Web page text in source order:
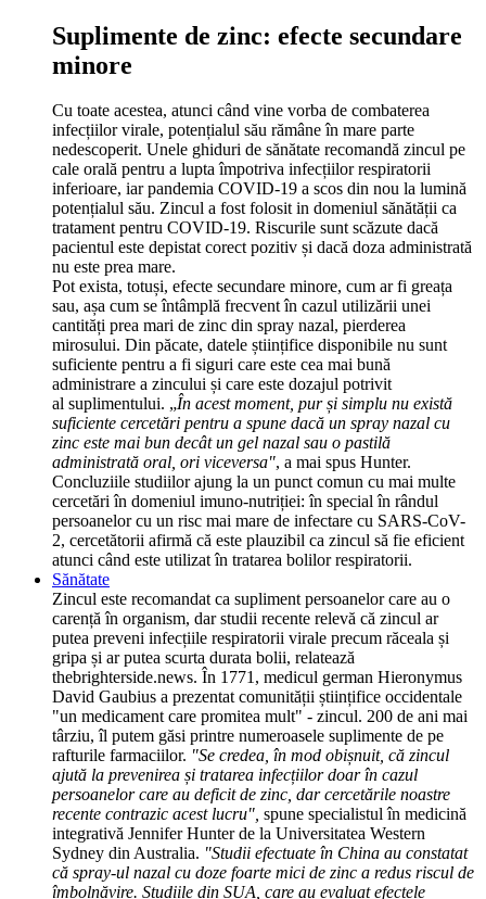
Suplimente de zinc: efecte secundare
minore
Cu toate acestea, atunci când vine vorba de combaterea
infecțiilor virale, potențialul său rămâne în mare parte
nedescoperit. Unele ghiduri de sănătate recomandă zincul pe
cale orală pentru a lupta împotriva infecțiilor respiratorii
inferioare, iar pandemia COVID-19 a scos din nou la lumină
potențialul său. Zincul a fost folosit in domeniul sănătății ca
tratament pentru COVID-19. Riscurile sunt scăzute dacă
pacientul este depistat corect pozitiv și dacă doza administrată
nu este prea mare.
Pot exista, totuși, efecte secundare minore, cum ar fi greața
sau, așa cum se întâmplă frecvent în cazul utilizării unei
cantități prea mari de zinc din spray nazal, pierderea
mirosului. Din păcate, datele științifice disponibile nu sunt
suficiente pentru a fi siguri care este cea mai bună
administrare a zincului și care este dozajul potrivit
al suplimentului. „În acest moment, pur și simplu nu există
suficiente cercetări pentru a spune dacă un spray nazal cu
zinc este mai bun decât un gel nazal sau o pastilă
administrată oral, ori viceversa", a mai spus Hunter.
Concluziile studiilor ajung la un punct comun cu mai multe
cercetări în domeniul imuno-nutriției: în special în rândul
persoanelor cu un risc mai mare de infectare cu SARS-CoV-
2, cercetătorii afirmă că este plauzibil ca zincul să fie eficient
atunci când este utilizat în tratarea bolilor respiratorii.
Sănătate
Zincul este recomandat ca supliment persoanelor care au o
carență în organism, dar studii recente relevă că zincul ar
putea preveni infecțiile respiratorii virale precum răceala și
gripa și ar putea scurta durata bolii, relatează
thebrighterside.news. În 1771, medicul german Hieronymus
David Gaubius a prezentat comunității științifice occidentale
"un medicament care promitea mult" - zincul. 200 de ani mai
târziu, îl putem găsi printre numeroasele suplimente de pe
rafturile farmaciilor. "Se credea, în mod obișnuit, că zincul
ajută la prevenirea și tratarea infecțiilor doar în cazul
persoanelor care au deficit de zinc, dar cercetările noastre
recente contrazic acest lucru", spune specialistul în medicină
integrativă Jennifer Hunter de la Universitatea Western
Sydney din Australia. "Studii efectuate în China au constatat
că spray-ul nazal cu doze foarte mici de zinc a redus riscul de
îmbolnăvire. Studiile din SUA, care au evaluat efectele